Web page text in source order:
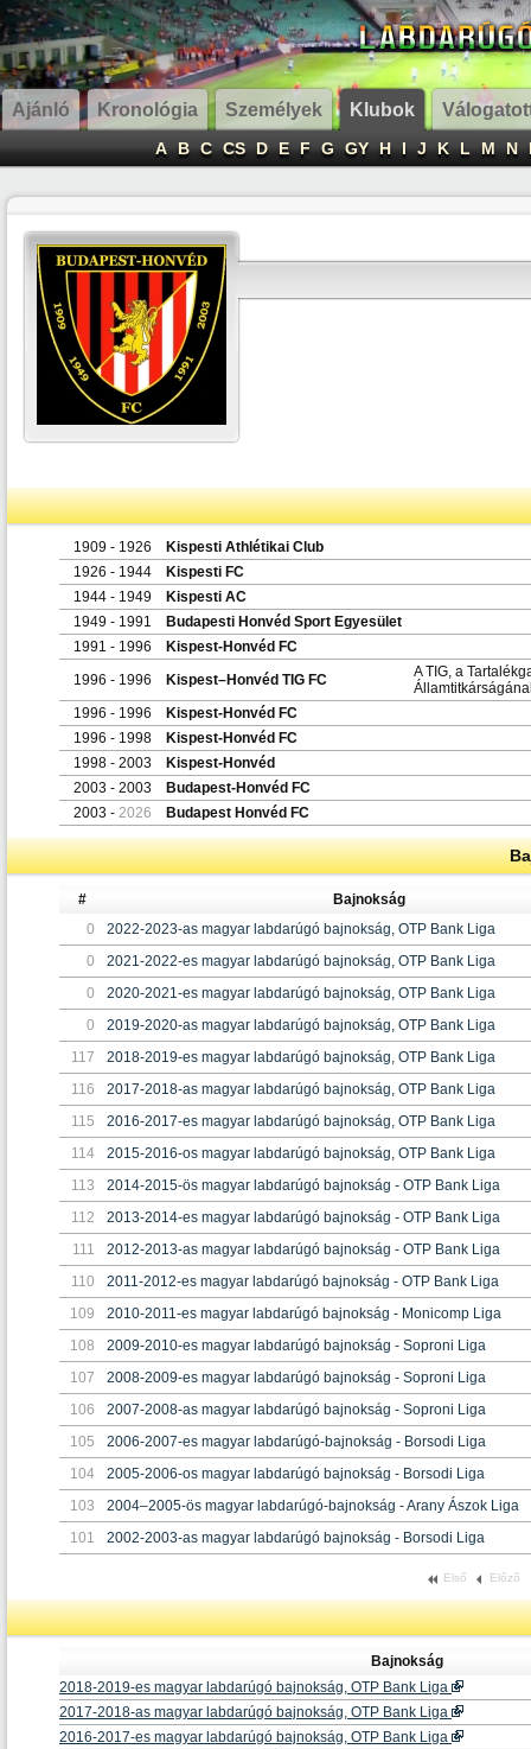
Ajánló Kronológia Személyek Klubok
A B C CS D E F G GY H I J K L M N
1909 - 1926
Kispesti Athlétikai Club
1926 - 1944
Kispesti FC
1944 - 1949
Kispesti AC
1949 - 1991
Budapesti Honvéd Sport Egyesület
1991 - 1996
Kispest-Honvéd FC
1996 - 1996
Kispest–Honvéd TIG FC
A TIG, a
1996 - 1996
Kispest-Honvéd FC
1996 - 1998
Kispest-Honvéd FC
1998 - 2003
Kispest-Honvéd
2003 - 2003
Budapest-Honvéd FC
2003 - 2026 Budapest Honvéd FC
#
Bajnokság
0
2022-2023-as magyar labdarúgó bajnokság, OTP Bank Liga
0
2021-2022-es magyar labdarúgó bajnokság, OTP Bank Liga
0
2020-2021-es magyar labdarúgó bajnokság, OTP Bank Liga
0
2019-2020-as magyar labdarúgó bajnokság, OTP Bank Liga
117
2018-2019-es magyar labdarúgó bajnokság, OTP Bank Liga
116
2017-2018-as magyar labdarúgó bajnokság, OTP Bank Liga
115
2016-2017-es magyar labdarúgó bajnokság, OTP Bank Liga
114
2015-2016-os magyar labdarúgó bajnokság, OTP Bank Liga
113
2014-2015-ös magyar labdarúgó bajnokság - OTP Bank Liga
112
2013-2014-es magyar labdarúgó bajnokság - OTP Bank Liga
111
2012-2013-as magyar labdarúgó bajnokság - OTP Bank Liga
110
2011-2012-es magyar labdarúgó bajnokság - OTP Bank Liga
109
2010-2011-es magyar labdarúgó bajnokság - Monicomp Liga
108
2009-2010-es magyar labdarúgó bajnokság - Soproni Liga
107
2008-2009-es magyar labdarúgó bajnokság - Soproni Liga
106
2007-2008-as magyar labdarúgó bajnokság - Soproni Liga
105
2006-2007-es magyar labdarúgó-bajnokság - Borsodi Liga
104
2005-2006-os magyar labdarúgó bajnokság - Borsodi Liga
103
2004–2005-ös magyar labdarúgó-bajnokság - Arany Ászok Liga
101
2002-2003-as magyar labdarúgó bajnokság - Borsodi Liga
Első Előző
Bajnokság
2018-2019-es magyar labdarúgó bajnokság, OTP Bank Liga
2017-2018-as magyar labdarúgó bajnokság, OTP Bank Liga
2016-2017-es magyar labdarúgó bajnokság, OTP Bank Liga